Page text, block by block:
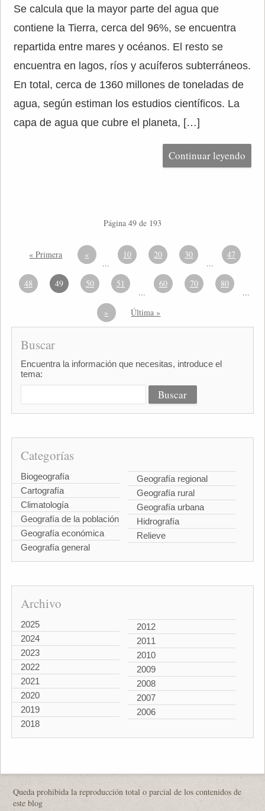
Se calcula que la mayor parte del agua que
contiene la Tierra, cerca del 96%, se encuentra
repartida entre mares y océanos. El resto se
encuentra en lagos, ríos y acuíferos subterráneos.
En total, cerca de 1360 millones de toneladas de
agua, según estiman los estudios científicos. La
capa de agua que cubre el planeta, […]
Continuar leyendo
Página 49 de 193
« Primera «
...
10 20 30
...
47
48 49 50 51
...
60 70 80
...
»
Última »
Buscar
Encuentra la información que necesitas, introduce el
tema:
Categorías
Biogeografía
Cartografía
Climatología
Geografía de la población
Geografía económica
Geografía general
Geografía regional
Geografía rural
Geografía urbana
Hidrografía
Relieve
Archivo
2025
2024
2023
2022
2021
2020
2019
2018
2012
2011
2010
2009
2008
2007
2006
Queda prohibida la reproducción total o parcial de los contenidos de
este blog